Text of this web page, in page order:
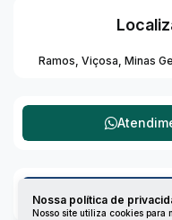
Nossa política de
Nosso site utiliza cookies para
Ramos, Viçosa, Minas